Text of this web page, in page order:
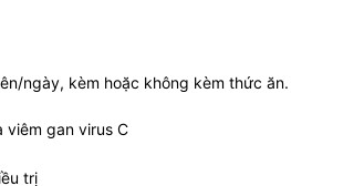
ngày, kèm hoặc không kèm thức ăn.
viêm gan virus C
trị